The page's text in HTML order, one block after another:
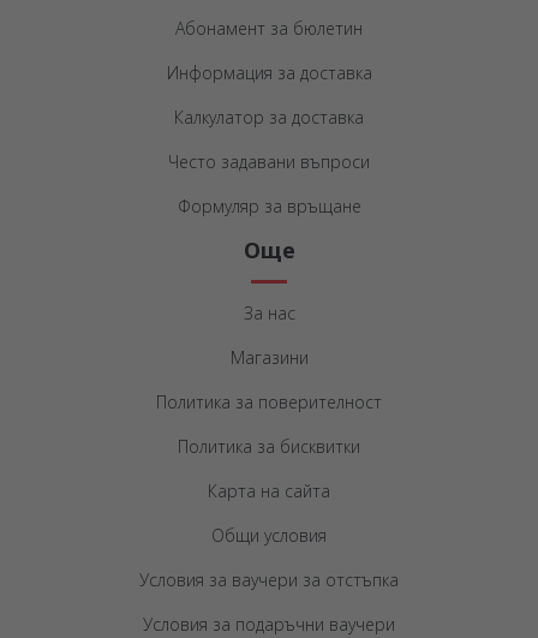
Абонамент за бюлетин
Информация за доставка
Калкулатор за доставка
Често задавани въпроси
Формуляр за връщане
Още
За нас
Магазини
Политика за поверителност
Политика за бисквитки
Карта на сайта
Общи условия
Условия за ваучери за отстъпка
Условия за подаръчни ваучери